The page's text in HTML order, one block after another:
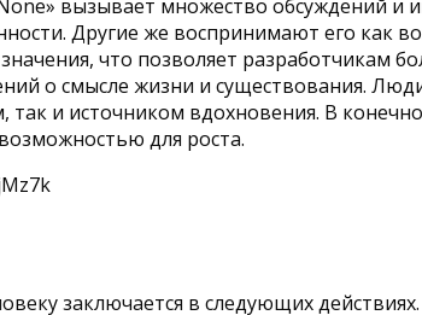
вызывает множество обсуждений и
Другие же воспринимают его
что позволяет разработчикам
о смысле жизни и существования.
и источником вдохновения. В
для роста.
заключается в следующих действиях.